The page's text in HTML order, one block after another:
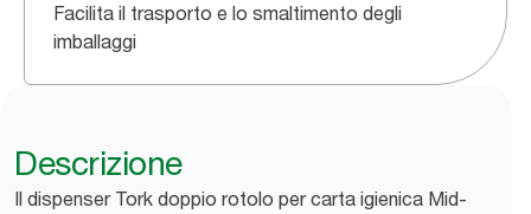
Facilita il trasporto e lo smaltimento degli
imballaggi
Descrizione
Il dispenser Tork doppio rotolo per carta igienica Mid-